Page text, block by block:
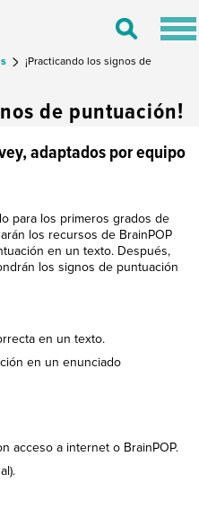
Toggle
¡Practicando los signos de
de puntuación!
adaptados por equipo
para los primeros grados de
los recursos de BrainPOP
en un texto. Después,
los signos de puntuación
en un texto.
en un enunciado
acceso a internet o BrainPOP.